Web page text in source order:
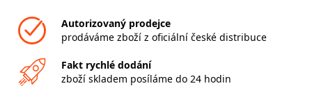
Autorizovaný prodejce
prodáváme zboží z oficiální české distribuce
Fakt rychlé dodání
zboží skladem posíláme do 24 hodin